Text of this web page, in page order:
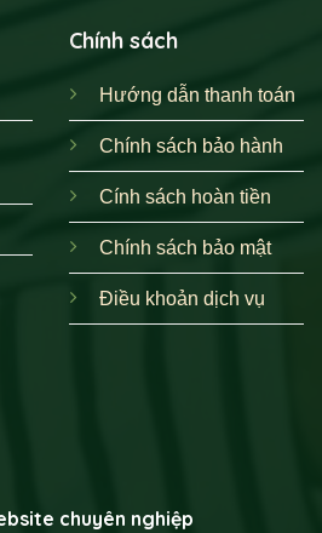
Chính sách
Hướng dẫn thanh toán
Chính sách bảo hành
Cính sách hoàn tiền
Chính sách bảo mật
Điều khoản dịch vụ
chuyên nghiệp